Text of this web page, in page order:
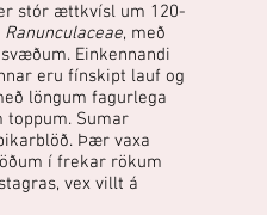
stór ættkvísl um 120-
Ranunculaceae, með
Einkennandi
eru fínskipt lauf og
löngum fagurlega
Sumar
Þær vaxa
í frekar rökum
vex villt á